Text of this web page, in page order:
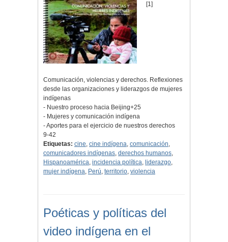
[1]
Comunicación, violencias y derechos. Reflexiones
desde las organizaciones y liderazgos de mujeres
indígenas
- Nuestro proceso hacia Beijing+25
- Mujeres y comunicación indígena
- Aportes para el ejercicio de nuestros derechos
9-42
Etiquetas: cine, cine indígena, comunicación,
comunicadores indígenas, derechos humanos,
Hispanoamérica, incidencia política, liderazgo,
mujer indígena, Perú, territorio, violencia
Poéticas y políticas del
video indígena en el